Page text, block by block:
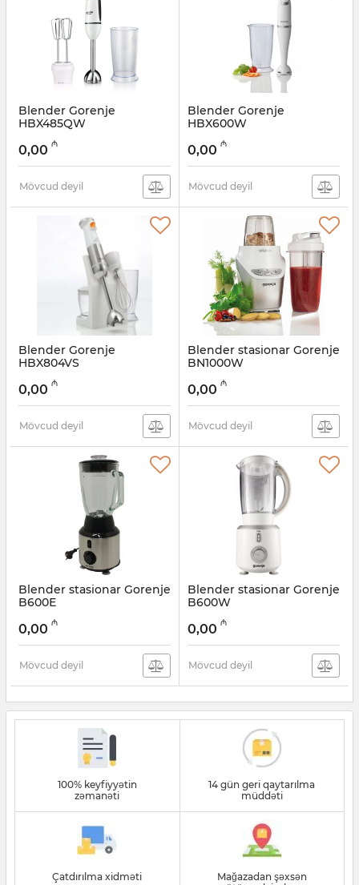
Blender Gorenje
HBX485QW
005038294
0,00 ₼
Mövcud deyil
Blender Gorenje
HBX600W
005038293
0,00 ₼
Mövcud deyil
Blender Gorenje
HBX804VS
005038292
0,00 ₼
Mövcud deyil
Blender stasionar Gorenje
BN1000W
005038271
0,00 ₼
Mövcud deyil
Blender stasionar Gorenje
B600Е
005038270
0,00 ₼
Mövcud deyil
Blender stasionar Gorenje
B600W
005038269
0,00 ₼
Mövcud deyil
100% keyfiyyətin
zəmanəti
14 gün geri qaytarılma
müddəti
Çatdırılma xidməti
Mağazadan şəxsən